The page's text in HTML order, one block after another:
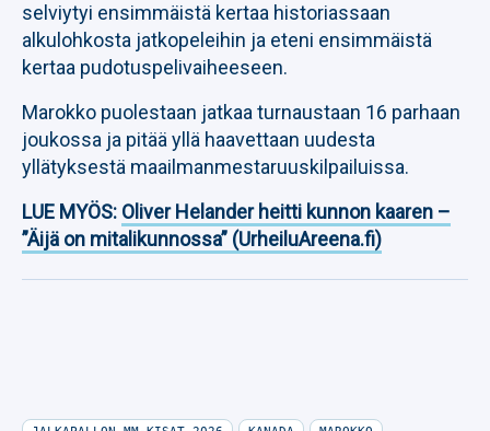
selviytyi ensimmäistä kertaa historiassaan
alkulohkosta jatkopeleihin ja eteni ensimmäistä
kertaa pudotuspelivaiheeseen.
Marokko puolestaan jatkaa turnaustaan 16 parhaan
joukossa ja pitää yllä haavettaan uudesta
yllätyksestä maailmanmestaruuskilpailuissa.
LUE MYÖS: Oliver Helander heitti kunnon kaaren –
”Äijä on mitalikunnossa” (UrheiluAreena.fi)